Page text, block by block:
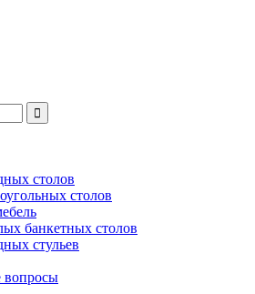
столов
столов
банкетных столов
стульев
вопросы